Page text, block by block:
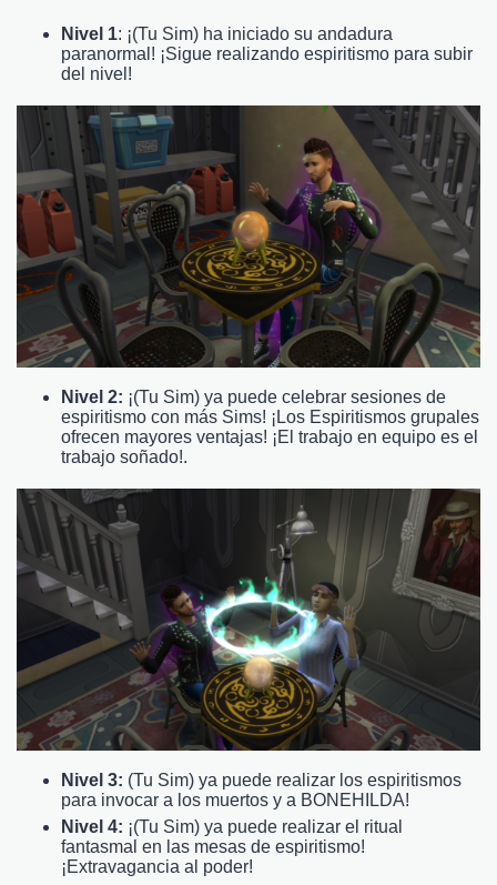
Nivel 1: ¡(Tu Sim) ha iniciado su andadura
paranormal! ¡Sigue realizando espiritismo para subir
del nivel!
Nivel 2: ¡(Tu Sim) ya puede celebrar sesiones de
espiritismo con más Sims! ¡Los Espiritismos grupales
ofrecen mayores ventajas! ¡El trabajo en equipo es el
trabajo soñado!.
Nivel 3: (Tu Sim) ya puede realizar los espiritismos
para invocar a los muertos y a BONEHILDA!
Nivel 4: ¡(Tu Sim) ya puede realizar el ritual
fantasmal en las mesas de espiritismo!
¡Extravagancia al poder!